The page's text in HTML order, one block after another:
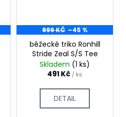
899 KČ –45 %
běžecké triko Ronhill
Stride Zeal S/S Tee
Skladem (1 ks)
491 Kč / ks
DETAIL